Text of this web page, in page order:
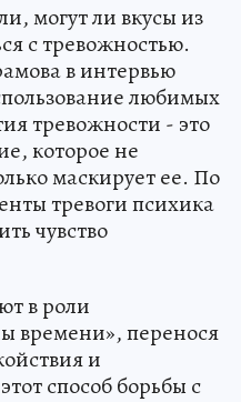
могут ли вкусы из
с тревожностью.
в интервью
любимых
тревожности - это
которое не
маскирует ее. По
тревоги психика
чувство
в роли
времени», перенося
и
способ борьбы с